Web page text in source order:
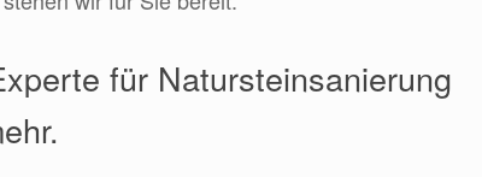
für Natursteinsanierung